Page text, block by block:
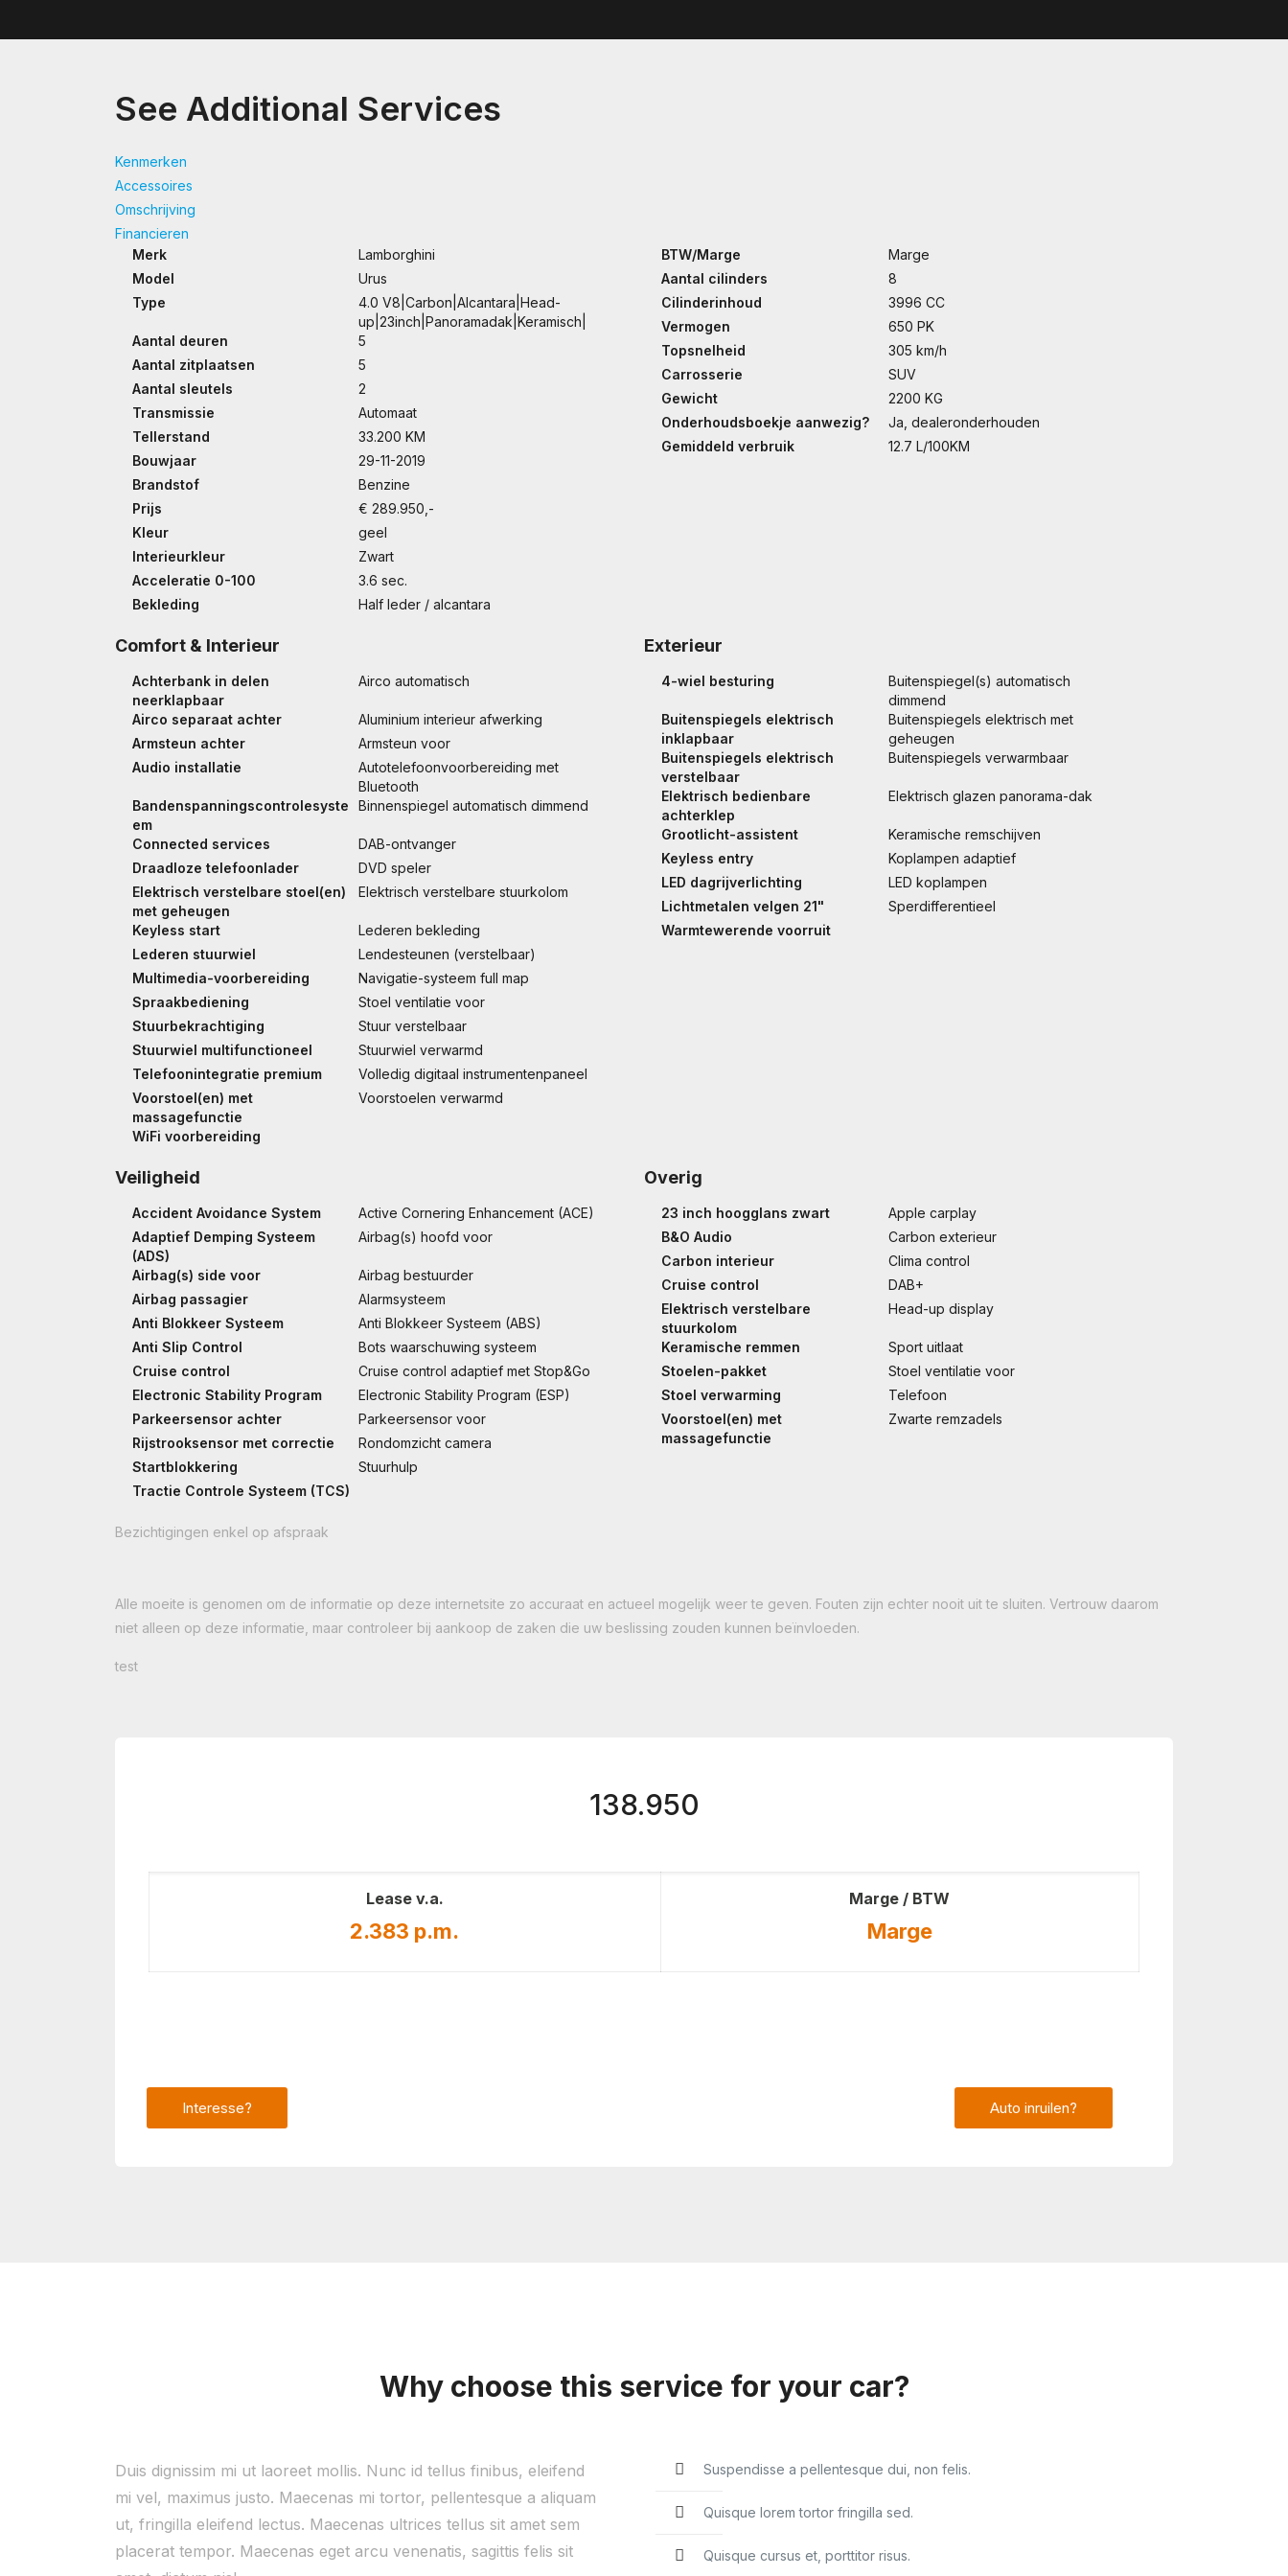
See Additional Services
Kenmerken
Accessoires
Omschrijving
Financieren
Merk
Lamborghini
Model
Urus
Type
4.0 V8|Carbon|Alcantara|Head-
up|23inch|Panoramadak|Keramisch|
Aantal deuren
5
Aantal zitplaatsen
5
Aantal sleutels
2
Transmissie
Automaat
Tellerstand
33.200 KM
Bouwjaar
29-11-2019
Brandstof
Benzine
Prijs
€ 289.950,-
Kleur
geel
Interieurkleur
Zwart
Acceleratie 0-100
3.6 sec.
Bekleding
Half leder / alcantara
BTW/Marge
Marge
Aantal cilinders
8
Cilinderinhoud
3996 CC
Vermogen
650 PK
Topsnelheid
305 km/h
Carrosserie
SUV
Gewicht
2200 KG
Onderhoudsboekje aanwezig?
Ja, dealeronderhouden
Gemiddeld verbruik
12.7 L/100KM
Comfort & Interieur
Achterbank in delen
neerklapbaar
Airco automatisch
Airco separaat achter
Aluminium interieur afwerking
Armsteun achter
Armsteun voor
Audio installatie
Autotelefoonvoorbereiding met
Bluetooth
Bandenspanningscontrolesyste
em
Binnenspiegel automatisch dimmend
Connected services
DAB-ontvanger
Draadloze telefoonlader
DVD speler
Elektrisch verstelbare stoel(en)
met geheugen
Elektrisch verstelbare stuurkolom
Keyless start
Lederen bekleding
Lederen stuurwiel
Lendesteunen (verstelbaar)
Multimedia-voorbereiding
Navigatie-systeem full map
Spraakbediening
Stoel ventilatie voor
Stuurbekrachtiging
Stuur verstelbaar
Stuurwiel multifunctioneel
Stuurwiel verwarmd
Telefoonintegratie premium
Volledig digitaal instrumentenpaneel
Voorstoel(en) met
massagefunctie
Voorstoelen verwarmd
WiFi voorbereiding
Exterieur
4-wiel besturing
Buitenspiegel(s) automatisch
dimmend
Buitenspiegels elektrisch
inklapbaar
Buitenspiegels elektrisch met
geheugen
Buitenspiegels elektrisch
verstelbaar
Buitenspiegels verwarmbaar
Elektrisch bedienbare
achterklep
Elektrisch glazen panorama-dak
Grootlicht-assistent
Keramische remschijven
Keyless entry
Koplampen adaptief
LED dagrijverlichting
LED koplampen
Lichtmetalen velgen 21"
Sperdifferentieel
Warmtewerende voorruit
Veiligheid
Accident Avoidance System
Active Cornering Enhancement (ACE)
Adaptief Demping Systeem
(ADS)
Airbag(s) hoofd voor
Airbag(s) side voor
Airbag bestuurder
Airbag passagier
Alarmsysteem
Anti Blokkeer Systeem
Anti Blokkeer Systeem (ABS)
Anti Slip Control
Bots waarschuwing systeem
Cruise control
Cruise control adaptief met Stop&Go
Electronic Stability Program
Electronic Stability Program (ESP)
Parkeersensor achter
Parkeersensor voor
Rijstrooksensor met correctie
Rondomzicht camera
Startblokkering
Stuurhulp
Tractie Controle Systeem (TCS)
Overig
23 inch hoogglans zwart
Apple carplay
B&O Audio
Carbon exterieur
Carbon interieur
Clima control
Cruise control
DAB+
Elektrisch verstelbare
stuurkolom
Head-up display
Keramische remmen
Sport uitlaat
Stoelen-pakket
Stoel ventilatie voor
Stoel verwarming
Telefoon
Voorstoel(en) met
massagefunctie
Zwarte remzadels
Bezichtigingen enkel op afspraak
Alle moeite is genomen om de informatie op deze internetsite zo accuraat en actueel mogelijk weer te geven. Fouten zijn echter nooit uit te sluiten. Vertrouw daarom
niet alleen op deze informatie, maar controleer bij aankoop de zaken die uw beslissing zouden kunnen beïnvloeden.
test
138.950
Lease v.a.
2.383 p.m.
Marge / BTW
Marge
Interesse? Auto inruilen?
Why choose this service for your car?
Duis dignissim mi ut laoreet mollis. Nunc id tellus finibus, eleifend
mi vel, maximus justo. Maecenas mi tortor, pellentesque a aliquam
ut, fringilla eleifend lectus. Maecenas ultrices tellus sit amet sem
placerat tempor. Maecenas eget arcu venenatis, sagittis felis sit
Suspendisse a pellentesque dui, non felis.
Quisque lorem tortor fringilla sed.
Quisque cursus et, porttitor risus.